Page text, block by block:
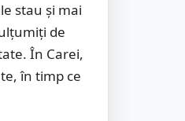
stau și mai
de
În Carei,
în timp ce